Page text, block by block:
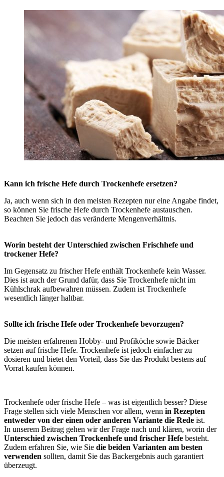
Kann ich frische Hefe durch Trockenhefe ersetzen?
Ja, auch wenn sich in den meisten Rezepten nur eine Angabe findet,
so können Sie frische Hefe durch Trockenhefe austauschen.
Beachten Sie jedoch das veränderte Mengenverhältnis.
Worin besteht der Unterschied zwischen Frischhefe und
trockener Hefe?
Im Gegensatz zu frischer Hefe enthält Trockenhefe kein Wasser.
Dies ist auch der Grund dafür, dass Sie Trockenhefe nicht im
Kühlschrak aufbewahren müssen. Zudem ist Trockenhefe
wesentlich länger haltbar.
Sollte ich frische Hefe oder Trockenhefe bevorzugen?
Die meisten erfahrenen Hobby- und Profiköche sowie Bäcker
setzen auf frische Hefe. Trockenhefe ist jedoch einfacher zu
dosieren und bietet den Vorteil, dass Sie das Produkt bestens auf
Vorrat kaufen können.
Trockenhefe oder frische Hefe – was ist eigentlich besser? Diese
Frage stellen sich viele Menschen vor allem, wenn in Rezepten
entweder von der einen oder anderen Variante die Rede ist.
In unserem Beitrag gehen wir der Frage nach und klären, worin der
Unterschied zwischen Trockenhefe und frischer Hefe besteht.
Zudem erfahren Sie, wie Sie die beiden Varianten am besten
verwenden sollten, damit Sie das Backergebnis auch garantiert
überzeugt.